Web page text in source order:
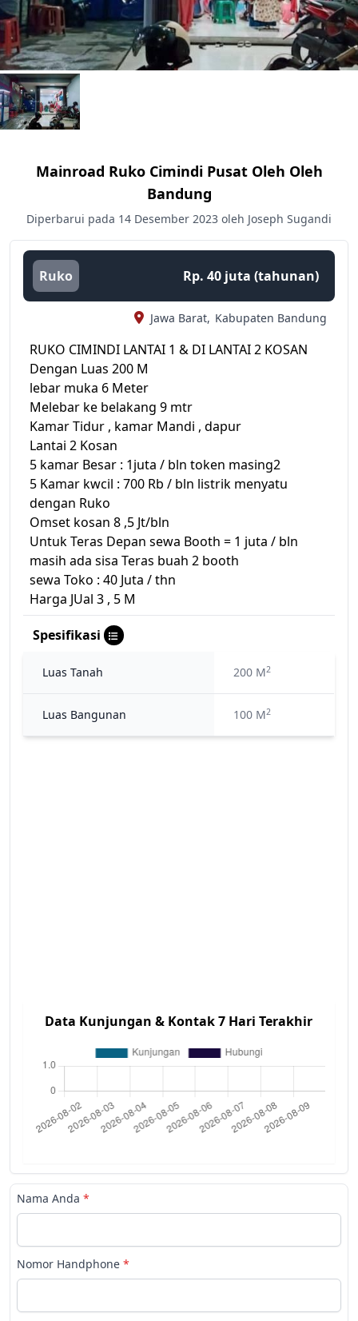
Mainroad Ruko Cimindi Pusat Oleh Oleh
Bandung
Diperbarui pada 14 Desember 2023 oleh Joseph Sugandi
Ruko Rp. 40 juta (tahunan)
Jawa Barat, Kabupaten Bandung
RUKO CIMINDI LANTAI 1 & DI LANTAI 2 KOSAN
Dengan Luas 200 M
lebar muka 6 Meter
Melebar ke belakang 9 mtr
Kamar Tidur , kamar Mandi , dapur
Lantai 2 Kosan
5 kamar Besar : 1juta / bln token masing2
5 Kamar kwcil : 700 Rb / bln listrik menyatu
dengan Ruko
Omset kosan 8 ,5 Jt/bln
Untuk Teras Depan sewa Booth = 1 juta / bln
masih ada sisa Teras buah 2 booth
sewa Toko : 40 Juta / thn
Harga JUal 3 , 5 M
Spesifikasi
Luas Tanah 200 M2
Luas Bangunan 100 M2
Data Kunjungan & Kontak 7 Hari Terakhir
Nama Anda *
Nomor Handphone *